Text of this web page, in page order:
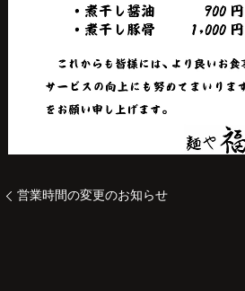
営業時間の変更のお知らせ